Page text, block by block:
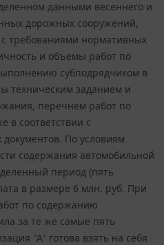
данными весеннего и
дорожных сооружений,
требованиями нормативных
и объемы работ по
субподрядчиком в
техническим заданием и
перечнем работ по
в соответствии с
По условиям
содержания автомобильной
период (пять
в размере 6 млн. руб. При
по содержанию
за те же самые пять
"А" готова взять на себя